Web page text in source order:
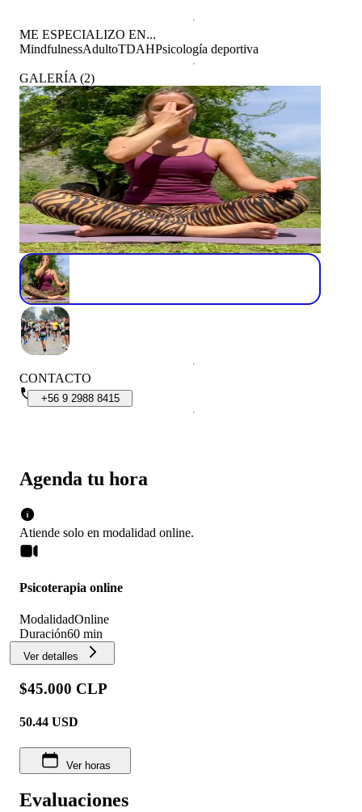
Agenda tu hora
Atiende solo en modalidad online.
Psicoterapia online
ModalidadOnline
Duración60 min
Ver detalles
$45.000 CLP
50.44 USD
Ver horas
Evaluaciones
ME ESPECIALIZO EN...
MindfulnessAdultoTDAHPsicología deportiva
GALERÍA (2)
CONTACTO
+56 9 2988 8415